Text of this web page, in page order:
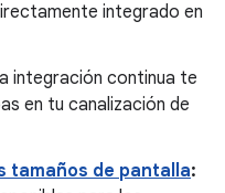
integrado en
integración continua te
en tu canalización de
tamaños de pantalla: